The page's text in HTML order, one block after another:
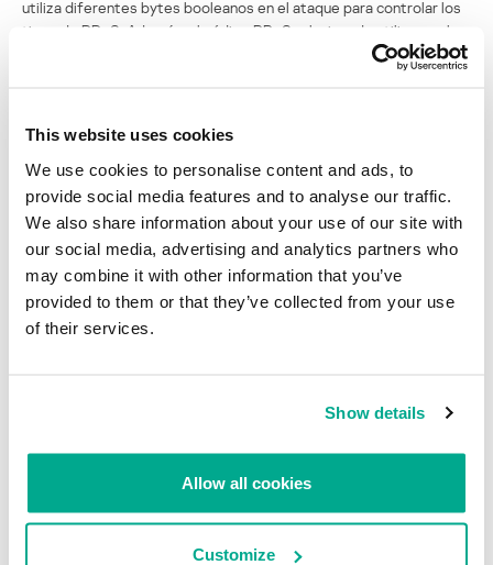
This website uses cookies
We use cookies to personalise content and ads, to
provide social media features and to analyse our traffic.
We also share information about your use of our site with
our social media, advertising and analytics partners who
may combine it with other information that you’ve
provided to them or that they’ve collected from your use
of their services.
Show details
Allow all cookies
Customize
utiliza diferentes bytes booleanos en el ataque para controlar los
tipos de DDoS. Además, el código DDoS relacionado utiliza mucho
C++ std::string mientras que el resto del código principal emplea
wsprintf para manejar las secuencias. Es claro que dos personas
Es muy posible que este programa malicioso provenga de China.
Primero, porque el uso de wsprintf indica que se presta atención a
los caracteres que no son occidentales, algo que, por supuesto, es
raro ver en los programas maliciosos de origen occidental.
Además, hay una dirección IP china incrustada en el código binario,
que el DDoS no puede atacar sin importar qué orden se le dé al
programa robot (y esto se revisa después de la resolución DNS).
Su dirección de correo electrónico no será publicada.
Los
campos obligatorios están marcados con*